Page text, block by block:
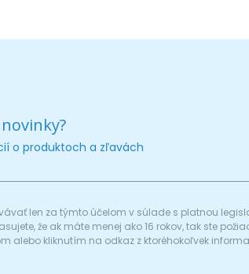
o produktoch a zľavách
len za týmto účelom v súlade s platnou
že ak máte menej ako 16 rokov, tak ste
alebo kliknutím na odkaz z ktoréhokoľvek